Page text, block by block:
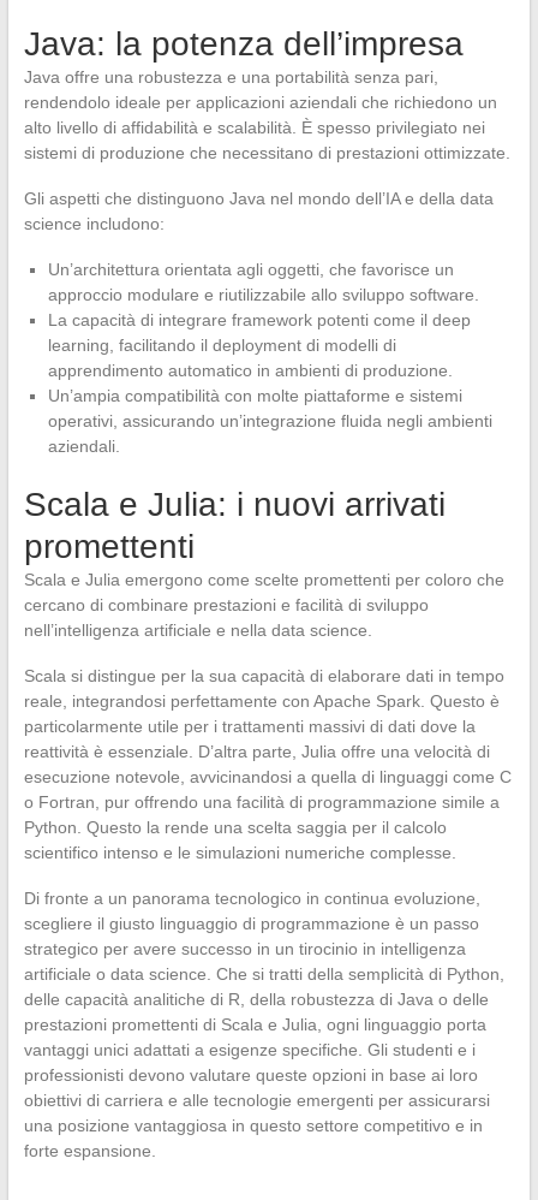
Java: la potenza dell’impresa
Java offre una robustezza e una portabilità senza pari,
rendendolo ideale per applicazioni aziendali che richiedono un
alto livello di affidabilità e scalabilità. È spesso privilegiato nei
sistemi di produzione che necessitano di prestazioni ottimizzate.
Gli aspetti che distinguono Java nel mondo dell’IA e della data
science includono:
Un’architettura orientata agli oggetti, che favorisce un
approccio modulare e riutilizzabile allo sviluppo software.
La capacità di integrare framework potenti come il deep
learning, facilitando il deployment di modelli di
apprendimento automatico in ambienti di produzione.
Un’ampia compatibilità con molte piattaforme e sistemi
operativi, assicurando un’integrazione fluida negli ambienti
aziendali.
Scala e Julia: i nuovi arrivati
promettenti
Scala e Julia emergono come scelte promettenti per coloro che
cercano di combinare prestazioni e facilità di sviluppo
nell’intelligenza artificiale e nella data science.
Scala si distingue per la sua capacità di elaborare dati in tempo
reale, integrandosi perfettamente con Apache Spark. Questo è
particolarmente utile per i trattamenti massivi di dati dove la
reattività è essenziale. D’altra parte, Julia offre una velocità di
esecuzione notevole, avvicinandosi a quella di linguaggi come C
o Fortran, pur offrendo una facilità di programmazione simile a
Python. Questo la rende una scelta saggia per il calcolo
scientifico intenso e le simulazioni numeriche complesse.
Di fronte a un panorama tecnologico in continua evoluzione,
scegliere il giusto linguaggio di programmazione è un passo
strategico per avere successo in un tirocinio in intelligenza
artificiale o data science. Che si tratti della semplicità di Python,
delle capacità analitiche di R, della robustezza di Java o delle
prestazioni promettenti di Scala e Julia, ogni linguaggio porta
vantaggi unici adattati a esigenze specifiche. Gli studenti e i
professionisti devono valutare queste opzioni in base ai loro
obiettivi di carriera e alle tecnologie emergenti per assicurarsi
una posizione vantaggiosa in questo settore competitivo e in
forte espansione.